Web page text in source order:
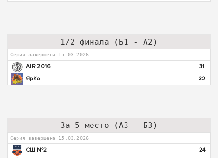
1/2 финала (Б1 - А2)
Серия завершена 15.03.2026
AIR 2016
31
ЯрКо
32
За 5 место (А3 - Б3)
Серия завершена 15.03.2026
СШ №2
24